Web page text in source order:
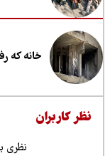
خانه که رفت،
کاربران
نظری